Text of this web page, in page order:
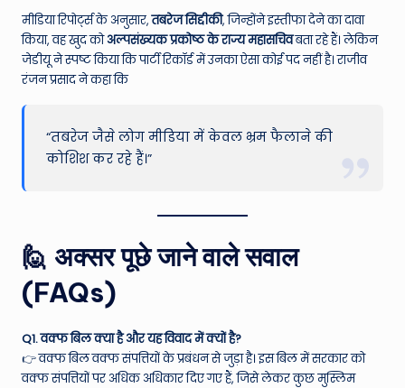
मीडिया रिपोर्ट्स के अनुसार,तबरेज सिद्दीकी, जिन्होंने इस्तीफा देने का दावा
किया, वह खुद कोअल्पसंख्यक प्रकोष्ठ के राज्य महासचिवबता रहे हैं। लेकिन
जेडीयू ने स्पष्ट किया कि पार्टी रिकॉर्ड में उनका ऐसा कोई पद नहीं है। राजीव
रंजन प्रसाद ने कहा कि
“तबरेज जैसे लोग मीडिया में केवल भ्रम फैलाने की
कोशिश कर रहे हैं।”
🙋 अक्सर पूछे जाने वाले सवाल
(FAQs)
Q1. वक्फ बिल क्या है और यह विवाद में क्यों है?
👉 वक्फ बिल वक्फ संपत्तियों के प्रबंधन से जुड़ा है। इस बिल में सरकार को
वक्फ संपत्तियों पर अधिक अधिकार दिए गए हैं, जिसे लेकर कुछ मुस्लिम